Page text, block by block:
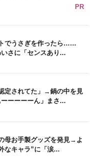
PR
でうさぎを作ったら……
さに「センスあり...
定されてた」→鍋の中を見
ーーーん」まさ...
母お手製グッズを発見→よ
キャラ”に「涙...